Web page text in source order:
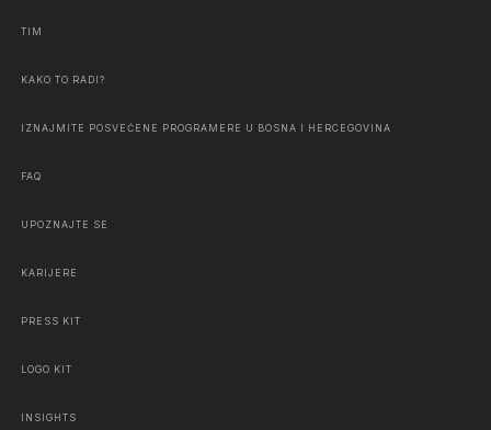
TIM
KAKO TO RADI?
IZNAJMITE POSVEĆENE PROGRAMERE U BOSNA I HERCEGOVINA
FAQ
UPOZNAJTE SE
KARIJERE
PRESS KIT
LOGO KIT
INSIGHTS